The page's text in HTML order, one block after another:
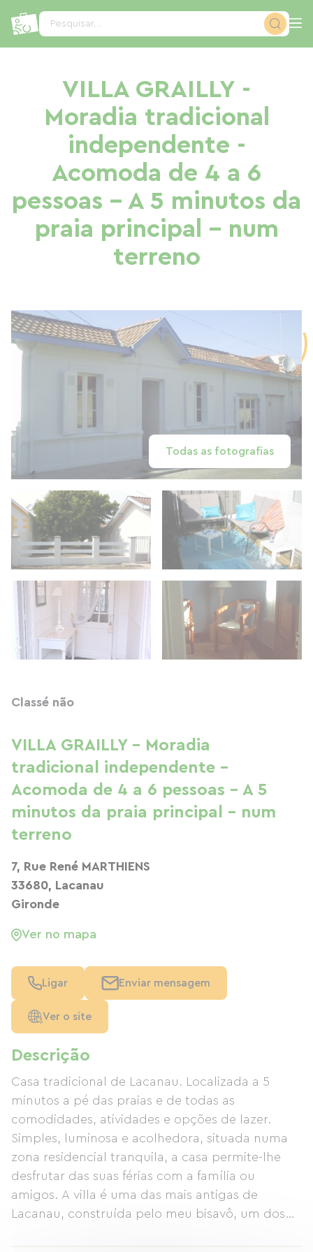
Pesquisar...
VILLA GRAILLY -
Moradia tradicional
independente -
Acomoda de 4 a 6
pessoas - A 5 minutos da
praia principal - num
terreno
Todas as fotografias
Descrição
Casa tradicional de Lacanau. Localizada a 5
minutos a pé das praias e de todas as
comodidades, atividades e opções de lazer.
Simples, luminosa e acolhedora, situada numa
zona residencial tranquila, a casa permite-lhe
desfrutar das suas férias com a família ou
amigos. A villa é uma das mais antigas de
Lacanau, construída pelo meu bisavô, um dos
Classé não
VILLA GRAILLY - Moradia
tradicional independente -
Acomoda de 4 a 6 pessoas - A 5
minutos da praia principal - num
terreno
7, Rue René MARTHIENS
33680, Lacanau
Gironde
Ver no mapa
Ligar Enviar mensagem
Ver o site
Painel de Gerenciamento de Cookies